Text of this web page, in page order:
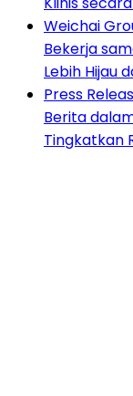
Weichai
Bekerja
Lebih Hijau
Press
Berita
Tingkatkan